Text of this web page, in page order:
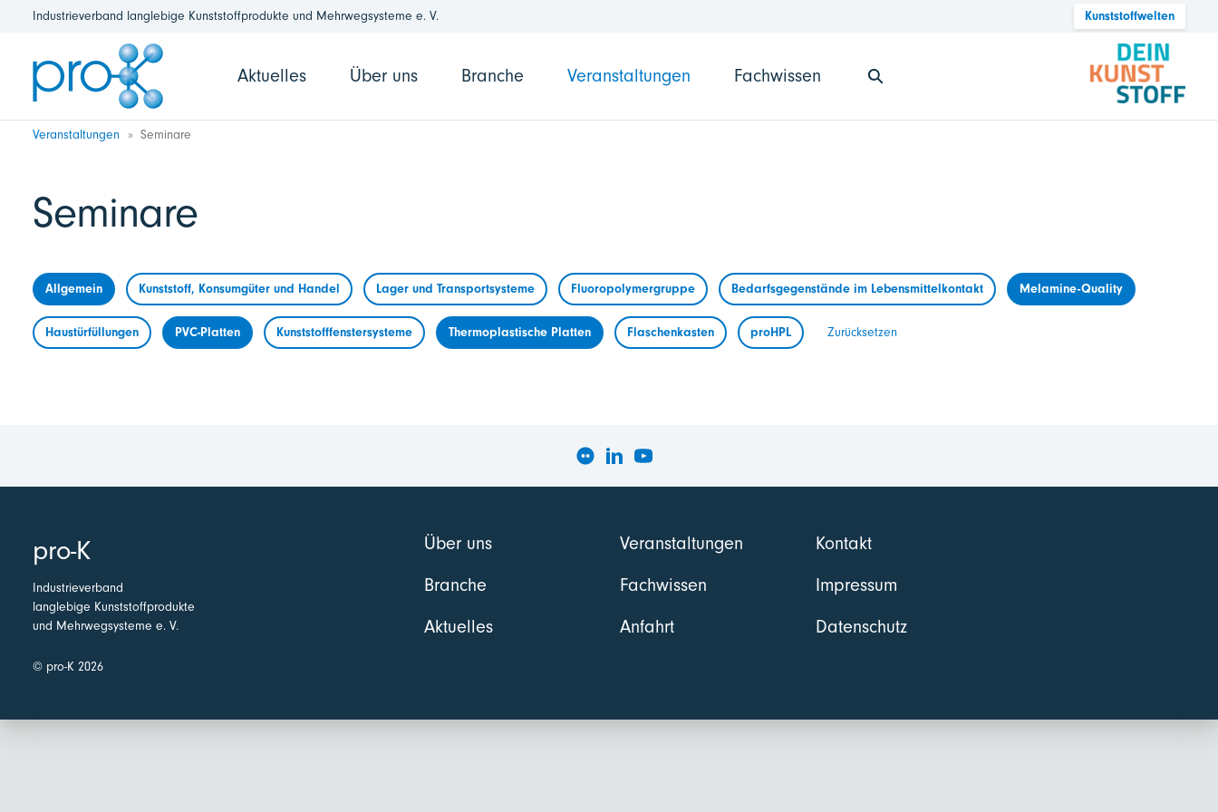
Industrieverband langlebige Kunststoffprodukte und Mehrwegsysteme e. V. Kunststoffwelten
Aktuelles Über uns Branche Veranstaltungen Fachwissen
Veranstaltungen Seminare
Seminare
Allgemein Kunststoff, Konsumgüter und Handel Lager und Transportsysteme Fluoropolymergruppe Bedarfsgegenstände im Lebensmittelkontakt Melamine-Quality
Haustürfüllungen PVC-Platten Kunststofffenstersysteme Thermoplastische Platten Flaschenkasten proHPL Zurücksetzen
pro-K
Industrieverband
langlebige Kunststoffprodukte
und Mehrwegsysteme e. V.
© pro-K 2026
Über uns
Branche
Aktuelles
Veranstaltungen
Fachwissen
Anfahrt
Kontakt
Impressum
Datenschutz